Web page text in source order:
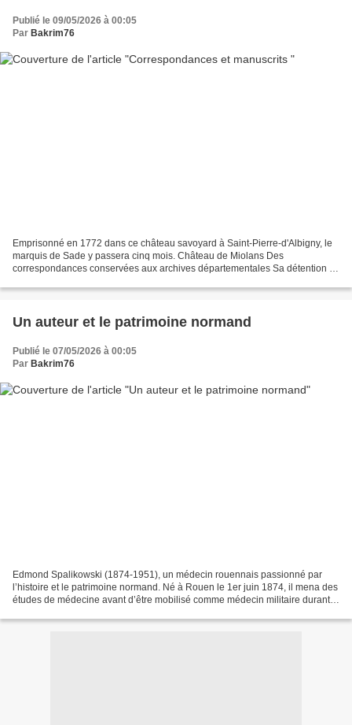
Publié le 09/05/2026 à 00:05
Par Bakrim76
Emprisonné en 1772 dans ce château savoyard à Saint-Pierre-d'Albigny, le
marquis de Sade y passera cinq mois. Château de Miolans Des
correspondances conservées aux archives départementales Sa détention va
Un auteur et le patrimoine normand
Publié le 07/05/2026 à 00:05
Par Bakrim76
Edmond Spalikowski (1874-1951), un médecin rouennais passionné par
l’histoire et le patrimoine normand. Né à Rouen le 1er juin 1874, il mena des
études de médecine avant d’être mobilisé comme médecin militaire durant